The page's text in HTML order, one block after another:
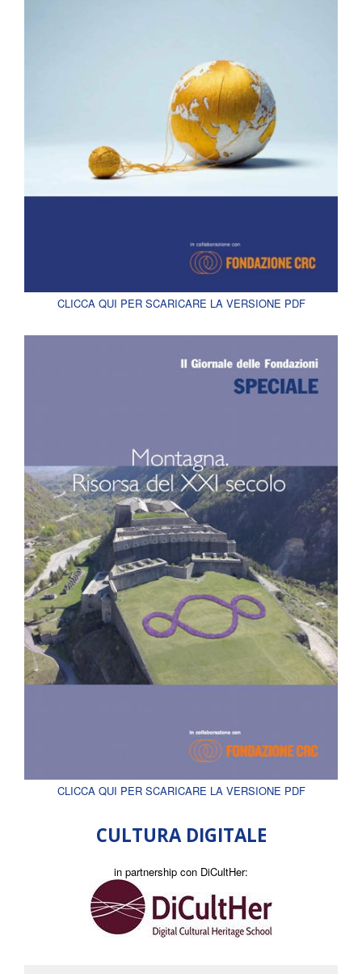
CLICCA QUI PER SCARICARE LA VERSIONE PDF
CLICCA QUI PER SCARICARE LA VERSIONE PDF
CULTURA DIGITALE
in partnership con DiCultHer: